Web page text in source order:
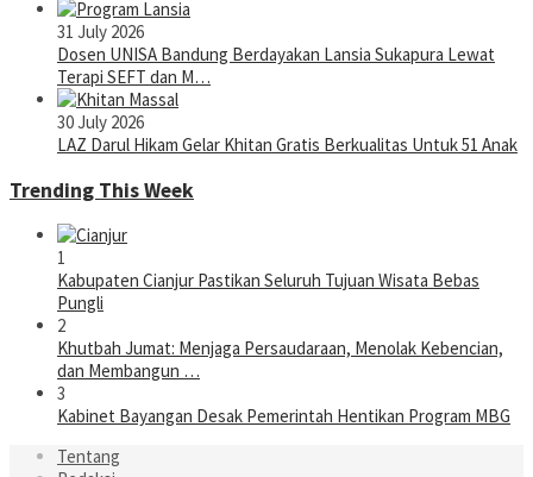
31 July 2026
Dosen UNISA Bandung Berdayakan Lansia Sukapura Lewat
Terapi SEFT dan M…
30 July 2026
LAZ Darul Hikam Gelar Khitan Gratis Berkualitas Untuk 51 Anak
Trending This Week
1
Kabupaten Cianjur Pastikan Seluruh Tujuan Wisata Bebas
Pungli
2
Khutbah Jumat: Menjaga Persaudaraan, Menolak Kebencian,
dan Membangun …
3
Kabinet Bayangan Desak Pemerintah Hentikan Program MBG
Tentang